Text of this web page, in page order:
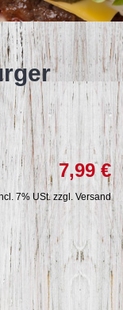
7,99 €
7% USt. zzgl. Versand